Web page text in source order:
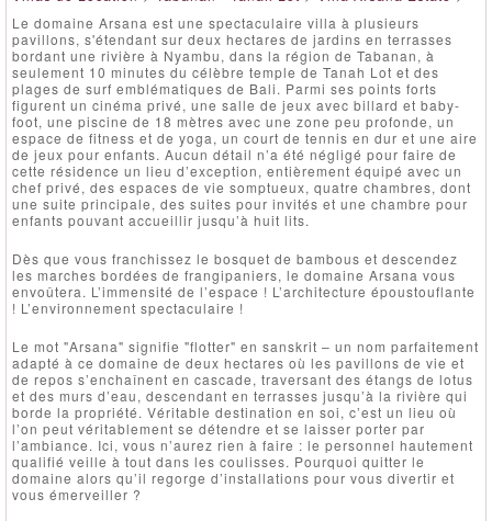
Le domaine Arsana est une spectaculaire villa à plusieurs
pavillons, s'étendant sur deux hectares de jardins en terrasses
bordant une rivière à Nyambu, dans la région de Tabanan, à
seulement 10 minutes du célèbre temple de Tanah Lot et des
plages de surf emblématiques de Bali. Parmi ses points forts
figurent un cinéma privé, une salle de jeux avec billard et baby-
foot, une piscine de 18 mètres avec une zone peu profonde, un
espace de fitness et de yoga, un court de tennis en dur et une aire
de jeux pour enfants. Aucun détail n’a été négligé pour faire de
cette résidence un lieu d’exception, entièrement équipé avec un
chef privé, des espaces de vie somptueux, quatre chambres, dont
une suite principale, des suites pour invités et une chambre pour
enfants pouvant accueillir jusqu’à huit lits.
Dès que vous franchissez le bosquet de bambous et descendez
les marches bordées de frangipaniers, le domaine Arsana vous
envoûtera. L’immensité de l’espace ! L’architecture époustouflante
! L’environnement spectaculaire !
Le mot "Arsana" signifie "flotter" en sanskrit – un nom parfaitement
adapté à ce domaine de deux hectares où les pavillons de vie et
de repos s’enchaînent en cascade, traversant des étangs de lotus
et des murs d’eau, descendant en terrasses jusqu’à la rivière qui
borde la propriété. Véritable destination en soi, c’est un lieu où
l’on peut véritablement se détendre et se laisser porter par
l’ambiance. Ici, vous n’aurez rien à faire : le personnel hautement
qualifié veille à tout dans les coulisses. Pourquoi quitter le
domaine alors qu’il regorge d’installations pour vous divertir et
vous émerveiller ?